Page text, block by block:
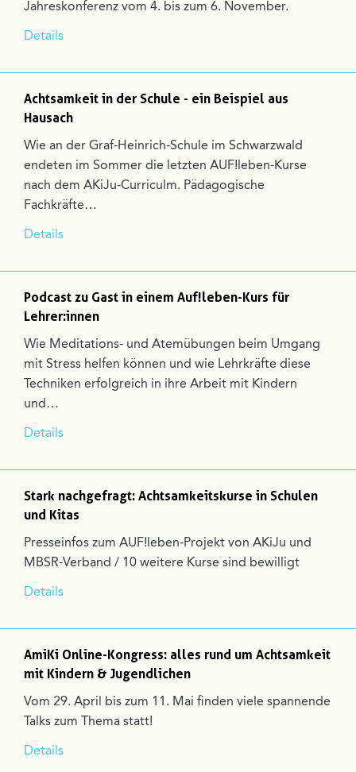
Jahreskonferenz vom 4. bis zum 6. November.
Details
Achtsamkeit in der Schule - ein Beispiel aus
Hausach
Wie an der Graf-Heinrich-Schule im Schwarzwald
endeten im Sommer die letzten AUF!leben-Kurse
nach dem AKiJu-Curriculm. Pädagogische
Fachkräfte…
Details
Podcast zu Gast in einem Auf!leben-Kurs für
Lehrer:innen
Wie Meditations- und Atemübungen beim Umgang
mit Stress helfen können und wie Lehrkräfte diese
Techniken erfolgreich in ihre Arbeit mit Kindern
und…
Details
Stark nachgefragt: Achtsamkeitskurse in Schulen
und Kitas
Presseinfos zum AUF!leben-Projekt von AKiJu und
MBSR-Verband / 10 weitere Kurse sind bewilligt
Details
AmiKi Online-Kongress: alles rund um Achtsamkeit
mit Kindern & Jugendlichen
Vom 29. April bis zum 11. Mai finden viele spannende
Talks zum Thema statt!
Details